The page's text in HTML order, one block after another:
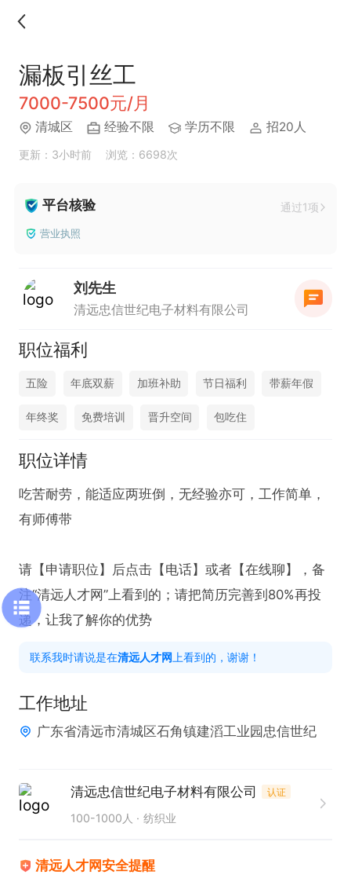
漏板引丝工
7000-7500元/月
清城区 经验不限 学历不限 招20人
更新：3小时前 浏览：6698次
平台核验 通过1项
营业执照
刘先生
清远忠信世纪电子材料有限公司
职位福利
五险 年底双薪 加班补助 节日福利 带薪年假
年终奖 免费培训 晋升空间 包吃住
职位详情
吃苦耐劳，能适应两班倒，无经验亦可，工作简单，
有师傅带
请【申请职位】后点击【电话】或者【在线聊】，备
注“清远人才网”上看到的；请把简历完善到80%再投
递，让我了解你的优势
联系我时请说是在清远人才网 上看到的，谢谢！
工作地址
广东省清远市清城区石角镇建滔工业园忠信世纪
清远忠信世纪电子材料有限公司 认证
100-1000人 纺织业
清远人才网安全提醒